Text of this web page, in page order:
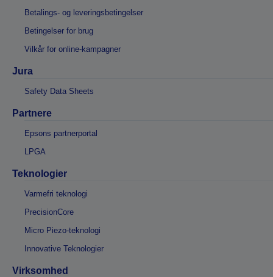
Betalings- og leveringsbetingelser
Betingelser for brug
Vilkår for online-kampagner
Jura
Safety Data Sheets
Partnere
Epsons partnerportal
LPGA
Teknologier
Varmefri teknologi
PrecisionCore
Micro Piezo-teknologi
Innovative Teknologier
Virksomhed